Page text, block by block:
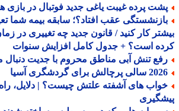
پرده غیبت یاغی جدید فوتبال در بازی های
عقب افتاد؟؛ سابقه بیمه شما
کار کنید / قانون جدید چه تغییری در زمان
است؟ + جدول کامل افزایش سنوات
تنش آبی مناطق محروم با جدیت دنبال می
پرچالش برای گردشگری آسیا
های آشفته علتش چیست؟ | دلایل، راه